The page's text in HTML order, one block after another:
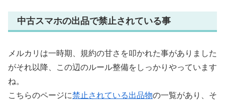
中古スマホの出品で禁止されている事
メルカリは一時期、規約の甘さを叩かれた事がありました
がそれ以降、この辺のルール整備をしっかりやっています
ね。
こちらのページに禁止されている出品物の一覧があり、そ